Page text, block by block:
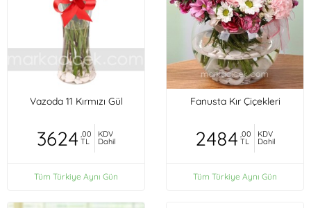
Vazoda 11 Kırmızı Gül
3624 ,00
TL
KDV
Dahil
Tüm Türkiye Aynı Gün
Fanusta Kır Çiçekleri
2484 ,00
TL
KDV
Dahil
Tüm Türkiye Aynı Gün